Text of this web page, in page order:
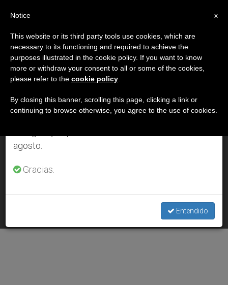
DÍA
Junio 3rd, 2014
ÚLTIMAS NOTICIAS
Unas 50 mil personas rezan por el Papa, que les escucha de
JUN 03, 2014 00:00
×
Aviso importante
Del 27 de julio al 7 de agosto haremos la pausa
anual, aprovechando que en el periodo de verano
se generan menos informaciones y también el
agosto.
Gracias.
Entendido
x
Notice
This website or its third party tools use cookies, which are
necessary to its functioning and required to achieve the
purposes illustrated in the cookie policy. If you want to know
more or withdraw your consent to all or some of the cookies,
please refer to the cookie policy
By closing this banner, scrolling this page, clicking a link or
continuing to browse otherwise, you agree to the use of cookies.